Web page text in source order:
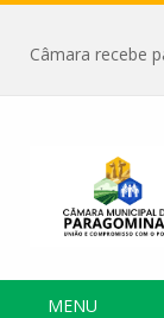
MENU